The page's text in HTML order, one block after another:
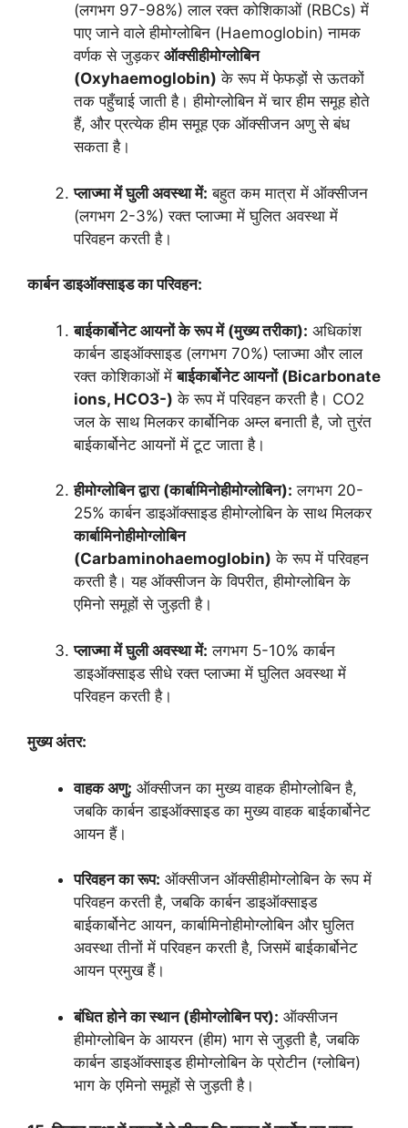
(लगभग 97-98%) लाल रक्त कोशिकाओं (RBCs) में
पाए जाने वाले हीमोग्लोबिन (Haemoglobin) नामक
वर्णक से जुड़कर ऑक्सीहीमोग्लोबिन
(Oxyhaemoglobin) के रूप में फेफड़ों से ऊतकों
तक पहुँचाई जाती है। हीमोग्लोबिन में चार हीम समूह होते
हैं, और प्रत्येक हीम समूह एक ऑक्सीजन अणु से बंध
सकता है।
प्लाज्मा में घुली अवस्था में: बहुत कम मात्रा में ऑक्सीजन
(लगभग 2-3%) रक्त प्लाज्मा में घुलित अवस्था में
परिवहन करती है।
कार्बन डाइऑक्साइड का परिवहन:
बाईकार्बोनेट आयनों के रूप में (मुख्य तरीका): अधिकांश
कार्बन डाइऑक्साइड (लगभग 70%) प्लाज्मा और लाल
रक्त कोशिकाओं मेंबाईकार्बोनेट आयनों (Bicarbonate
ions, HCO3-) के रूप में परिवहन करती है। CO2
जल के साथ मिलकर कार्बोनिक अम्ल बनाती है, जो तुरंत
बाईकार्बोनेट आयनों में टूट जाता है।
हीमोग्लोबिन द्वारा (कार्बामिनोहीमोग्लोबिन): लगभग 20-
25% कार्बन डाइऑक्साइड हीमोग्लोबिन के साथ मिलकर
कार्बामिनोहीमोग्लोबिन
(Carbaminohaemoglobin) के रूप में परिवहन
करती है। यह ऑक्सीजन के विपरीत, हीमोग्लोबिन के
एमिनो समूहों से जुड़ती है।
प्लाज्मा में घुली अवस्था में: लगभग 5-10% कार्बन
डाइऑक्साइड सीधे रक्त प्लाज्मा में घुलित अवस्था में
परिवहन करती है।
मुख्य अंतर:
वाहक अणु: ऑक्सीजन का मुख्य वाहक हीमोग्लोबिन है,
जबकि कार्बन डाइऑक्साइड का मुख्य वाहक बाईकार्बोनेट
आयन हैं।
परिवहन का रूप: ऑक्सीजन ऑक्सीहीमोग्लोबिन के रूप में
परिवहन करती है, जबकि कार्बन डाइऑक्साइड
बाईकार्बोनेट आयन, कार्बामिनोहीमोग्लोबिन और घुलित
अवस्था तीनों में परिवहन करती है, जिसमें बाईकार्बोनेट
आयन प्रमुख हैं।
बंधित होने का स्थान (हीमोग्लोबिन पर): ऑक्सीजन
हीमोग्लोबिन के आयरन (हीम) भाग से जुड़ती है, जबकि
कार्बन डाइऑक्साइड हीमोग्लोबिन के प्रोटीन (ग्लोबिन)
भाग के एमिनो समूहों से जुड़ती है।